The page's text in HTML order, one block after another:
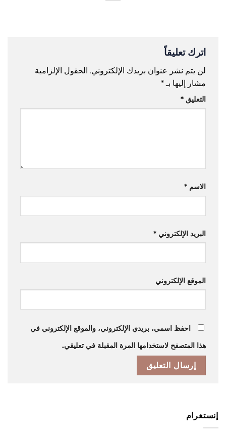
اترك تعليقاً
لن يتم نشر عنوان بريدك الإلكتروني. الحقول الإلزامية
مشار إليها بـ*
التعليق *
الاسم *
البريد الإلكتروني *
الموقع الإلكتروني
احفظ اسمي، بريدي الإلكتروني، والموقع الإلكتروني في
هذا المتصفح لاستخدامها المرة المقبلة في تعليقي.
إنستغرام